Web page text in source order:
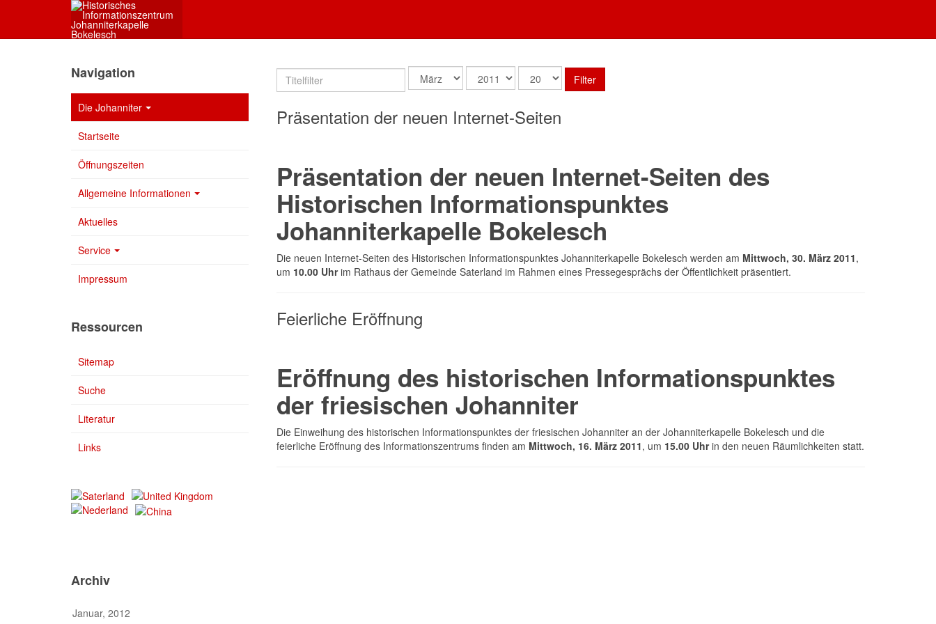
Filter
Präsentation der neuen Internet-Seiten
Präsentation der neuen Internet-Seiten des
Historischen Informationspunktes
Johanniterkapelle Bokelesch
Die neuen Internet-Seiten des Historischen Informationspunktes Johanniterkapelle Bokelesch werden am Mittwoch, 30. März 2011,
um 10.00 Uhrim Rathaus der Gemeinde Saterland im Rahmen eines Pressegesprächs der Öffentlichkeit präsentiert.
Feierliche Eröffnung
Eröffnung des historischen Informationspunktes
der friesischen Johanniter
Die Einweihung des historischen Informationspunktes der friesischen Johanniter an der Johanniterkapelle Bokelesch und die
feierliche Eröffnung des Informationszentrums finden am Mittwoch, 16. März 2011, um 15.00 Uhrin den neuen Räumlichkeiten statt.
Navigation
Die Johanniter
Startseite
Öffnungszeiten
Allgemeine Informationen
Aktuelles
Service
Impressum
Ressourcen
Sitemap
Suche
Literatur
Links
Archiv
Januar, 2012